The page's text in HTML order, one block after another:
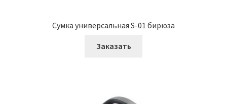
Сумка универсальная S-01 бирюза
Заказать